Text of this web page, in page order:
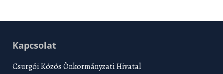
Kapcsolat
Csurgói Közös Önkormányzati Hivatal